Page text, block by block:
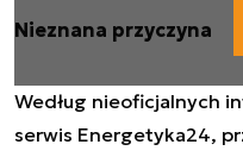
Nieznana przyczyna
Według nieoficjalnych
serwis Energetyka24,